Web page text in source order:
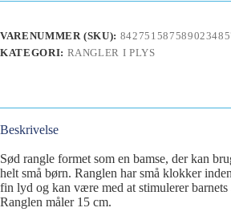
VARENUMMER (SKU):
KATEGORI: RANGLER I PLYS
Beskrivelse
Sød rangle formet som en bamse, der kan
helt små børn. Ranglen har små klokker
fin lyd og kan være med at stimulerer barnets
Ranglen måler 15 cm.